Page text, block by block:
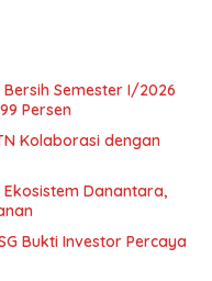
Semester I/2026
Persen
Kolaborasi dengan
Danantara,
Bukti Investor Percaya